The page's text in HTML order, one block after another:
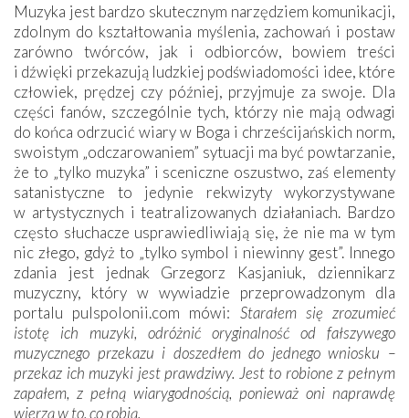
Muzyka jest bardzo skutecznym narzędziem komunikacji,
zdolnym do kształtowania myślenia, zachowań i postaw
zarówno twórców, jak i odbiorców, bowiem treści
i dźwięki przekazują ludzkiej podświadomości idee, które
człowiek, prędzej czy później, przyjmuje za swoje. Dla
części fanów, szczególnie tych, którzy nie mają odwagi
do końca odrzucić wiary w Boga i chrześcijańskich norm,
swoistym „odczarowaniem” sytuacji ma być powtarzanie,
że to „tylko muzyka” i sceniczne oszustwo, zaś elementy
satanistyczne to jedynie rekwizyty wykorzystywane
w artystycznych i teatralizowanych działaniach. Bardzo
często słuchacze usprawiedliwiają się, że nie ma w tym
nic złego, gdyż to „tylko symbol i niewinny gest”. Innego
zdania jest jednak Grzegorz Kasjaniuk, dziennikarz
muzyczny, który w wywiadzie przeprowadzonym dla
portalu pulspolonii.com mówi: Starałem się zrozumieć
istotę ich muzyki, odróżnić oryginalność od fałszywego
muzycznego przekazu i doszedłem do jednego wniosku –
przekaz ich muzyki jest prawdziwy. Jest to robione z pełnym
zapałem, z pełną wiarygodnością, ponieważ oni naprawdę
wierzą w to, co robią.